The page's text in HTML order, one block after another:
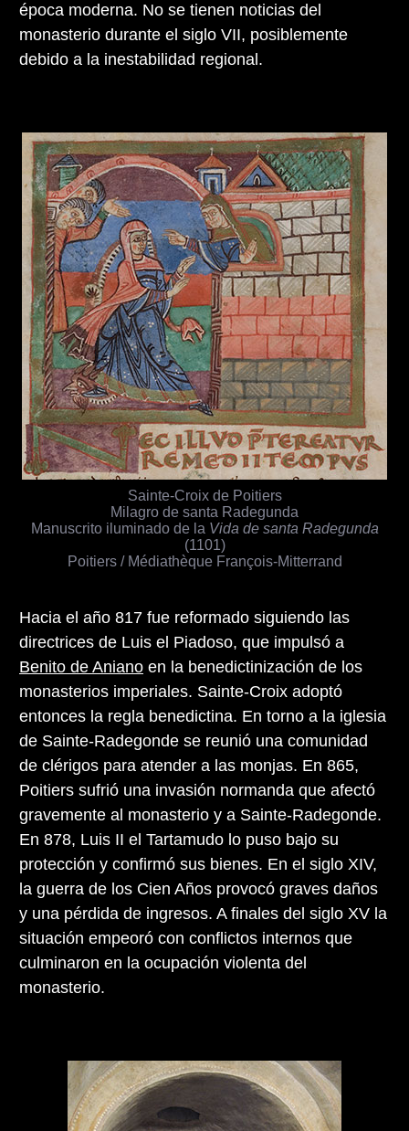
época moderna. No se tienen noticias del
monasterio durante el siglo VII, posiblemente
debido a la inestabilidad regional.
Hacia el año 817 fue reformado siguiendo las
directrices de Luis el Piadoso, que impulsó a
Benito de Aniano en la benedictinización de los
monasterios imperiales. Sainte-Croix adoptó
entonces la regla benedictina. En torno a la iglesia
de Sainte-Radegonde se reunió una comunidad
de clérigos para atender a las monjas. En 865,
Poitiers sufrió una invasión normanda que afectó
gravemente al monasterio y a Sainte-Radegonde.
En 878, Luis II el Tartamudo lo puso bajo su
protección y confirmó sus bienes. En el siglo XIV,
la guerra de los Cien Años provocó graves daños
y una pérdida de ingresos. A finales del siglo XV la
situación empeoró con conflictos internos que
culminaron en la ocupación violenta del
monasterio.
Sainte-Croix de Poitiers
Milagro de santa Radegunda
Manuscrito iluminado de la Vida de santa Radegunda
(1101)
Poitiers / Médiathèque François-Mitterrand